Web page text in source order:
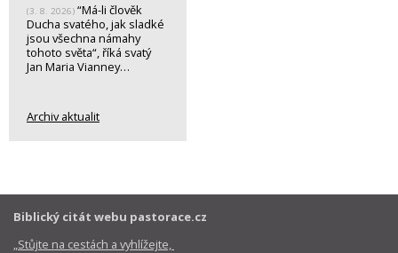
(3. 8. 2026) “Má-li člověk
Ducha svatého, jak sladké
jsou všechna námahy
tohoto světa“, říká svatý
Jan Maria Vianney…
Archiv aktualit
Biblický citát webu pastorace.cz
„Stůjte na cestách a vyhlížejte,